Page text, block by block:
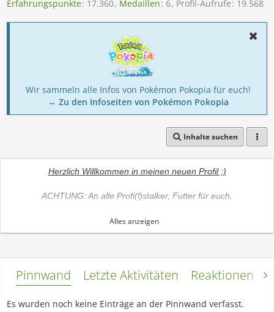
Erfahrungspunkte 17.360 Medaillen 6 Profil-Aufrufe 19.568
Wir sammeln alle Infos von Pokémon Pokopia für euch!
→ Zu den Infoseiten von Pokémon Pokopia
Inhalte suchen
Herzlich Willkommen in meinen neuen Profil ;)
ACHTUNG: An alle Profi(l)stalker, Futter für euch.
Blue ~ I Can
J Williams ft. dane rumble ~ take me higher
Linkin Park ~ Numb
~Meine besten Freunde~
wenn die Zeit passt, kommt Ihr drauf :3~
Alles anzeigen
Pinnwand Letzte Aktivitäten Reaktionen
Es wurden noch keine Einträge an der Pinnwand verfasst.